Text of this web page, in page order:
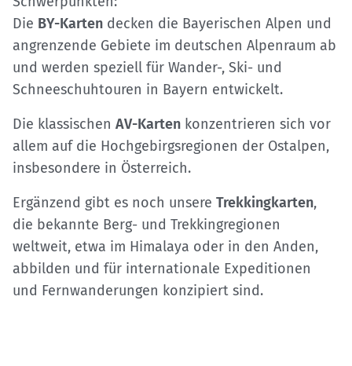
Die BY-Karten decken die Bayerischen Alpen und
angrenzende Gebiete im deutschen Alpenraum ab
und werden speziell für Wander-, Ski- und
Schneeschuhtouren in Bayern entwickelt.
Die klassischen AV-Karten konzentrieren sich vor
allem auf die Hochgebirgsregionen der Ostalpen,
insbesondere in Österreich.
Ergänzend gibt es noch unsere Trekkingkarten,
die bekannte Berg- und Trekkingregionen
weltweit, etwa im Himalaya oder in den Anden,
abbilden und für internationale Expeditionen
und Fernwanderungen konzipiert sind.